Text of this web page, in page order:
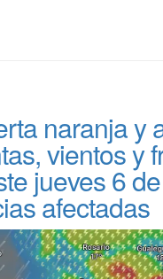
naranja y
vientos y
jueves 6
afectadas